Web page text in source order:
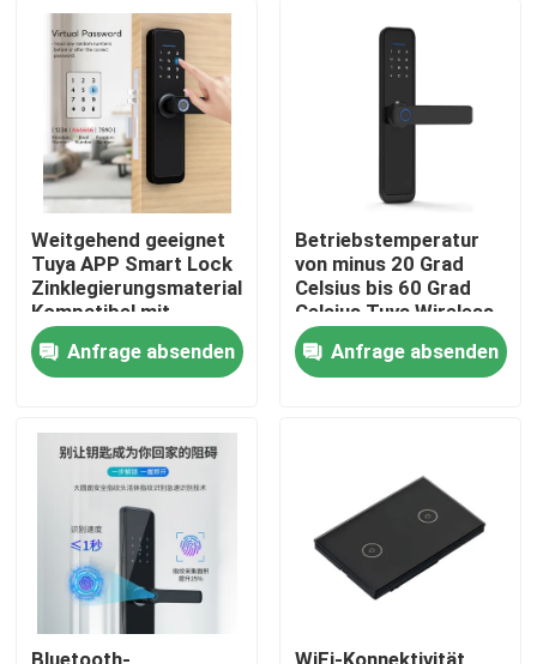
Produkte
Videos
Über uns
Weitgehend geeignet
Tuya APP Smart Lock
Zinklegierungsmaterial
Kompatibel mit
Luftfeuchtigkeit
20%-90% bietet
Sicherheitsmerkmale
Anfrage absenden
Betriebstemperatur
von minus 20 Grad
Celsius bis 60 Grad
Celsius Tuya Wireless
Smart Lock Türdicke
38 bis 70 Millimeter
Anfrage absenden